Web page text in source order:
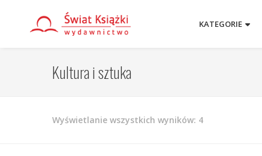
KATEGORIE
Kultura i sztuka
Wyświetlanie wszystkich wyników: 4Posortowane